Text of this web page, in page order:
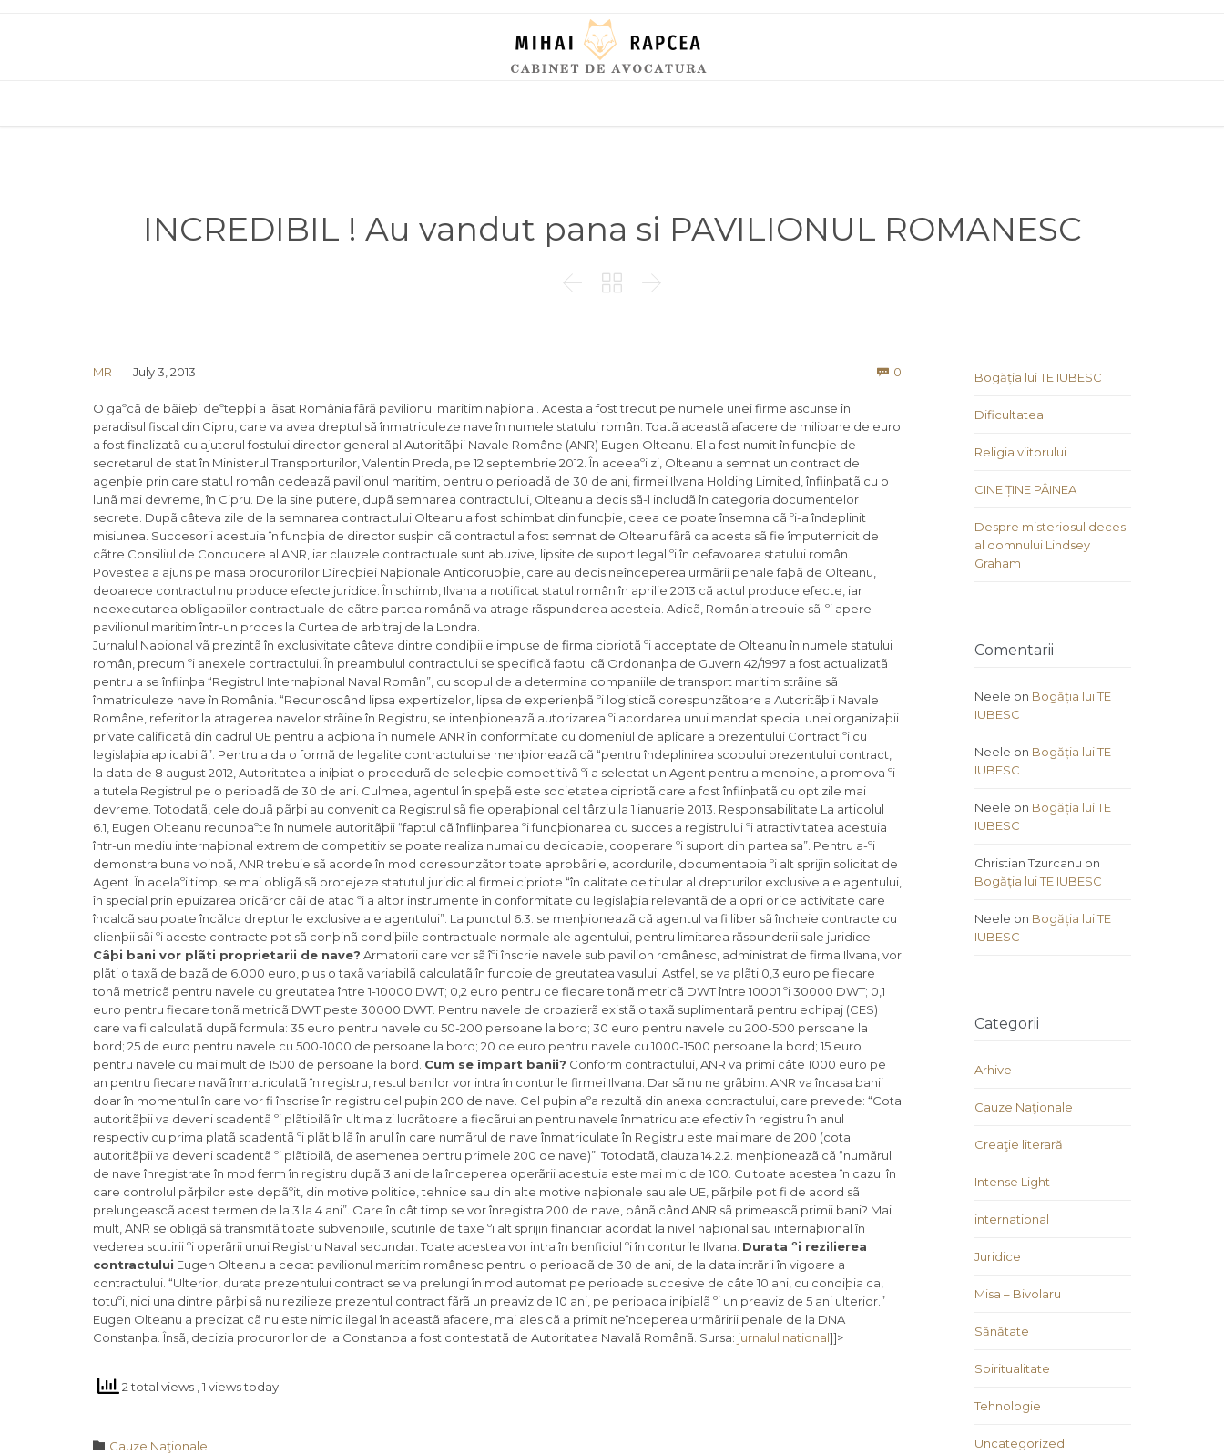
INCREDIBIL ! Au vandut pana si PAVILIONUL ROMANESC
  
MR July 3, 2013  0
O gaºcã de bãieþi deºtepþi a lãsat România fãrã pavilionul maritim naþional. Acesta a fost trecut pe numele unei firme ascunse în
paradisul fiscal din Cipru, care va avea dreptul sã înmatriculeze nave în numele statului român. Toatã aceastã afacere de milioane de euro
a fost finalizatã cu ajutorul fostului director general al Autoritãþii Navale Române (ANR) Eugen Olteanu. El a fost numit în funcþie de
secretarul de stat în Ministerul Transporturilor, Valentin Preda, pe 12 septembrie 2012. În aceeaºi zi, Olteanu a semnat un contract de
agenþie prin care statul român cedeazã pavilionul maritim, pentru o perioadã de 30 de ani, firmei Ilvana Holding Limited, înfiinþatã cu o
lunã mai devreme, în Cipru. De la sine putere, dupã semnarea contractului, Olteanu a decis sã-l includã în categoria documentelor
secrete. Dupã câteva zile de la semnarea contractului Olteanu a fost schimbat din funcþie, ceea ce poate însemna cã ºi-a îndeplinit
misiunea. Succesorii acestuia în funcþia de director susþin cã contractul a fost semnat de Olteanu fãrã ca acesta sã fie împuternicit de
cãtre Consiliul de Conducere al ANR, iar clauzele contractuale sunt abuzive, lipsite de suport legal ºi în defavoarea statului român.
Povestea a ajuns pe masa procurorilor Direcþiei Naþionale Anticorupþie, care au decis neînceperea urmãrii penale faþã de Olteanu,
deoarece contractul nu produce efecte juridice. În schimb, Ilvana a notificat statul român în aprilie 2013 cã actul produce efecte, iar
neexecutarea obligaþiilor contractuale de cãtre partea românã va atrage rãspunderea acesteia. Adicã, România trebuie sã-ºi apere
pavilionul maritim într-un proces la Curtea de arbitraj de la Londra.
Jurnalul Naþional vã prezintã în exclusivitate câteva dintre condiþiile impuse de firma cipriotã ºi acceptate de Olteanu în numele statului
român, precum ºi anexele contractului. În preambulul contractului se specificã faptul cã Ordonanþa de Guvern 42/1997 a fost actualizatã
pentru a se înfiinþa “Registrul Internaþional Naval Român”, cu scopul de a determina companiile de transport maritim strãine sã
înmatriculeze nave în România. “Recunoscând lipsa expertizelor, lipsa de experienþã ºi logisticã corespunzãtoare a Autoritãþii Navale
Române, referitor la atragerea navelor strãine în Registru, se intenþioneazã autorizarea ºi acordarea unui mandat special unei organizaþii
private calificatã din cadrul UE pentru a acþiona în numele ANR în conformitate cu domeniul de aplicare a prezentului Contract ºi cu
legislaþia aplicabilã”. Pentru a da o formã de legalite contractului se menþioneazã cã “pentru îndeplinirea scopului prezentului contract,
la data de 8 august 2012, Autoritatea a iniþiat o procedurã de selecþie competitivã ºi a selectat un Agent pentru a menþine, a promova ºi
a tutela Registrul pe o perioadã de 30 de ani. Culmea, agentul în speþã este societatea cipriotã care a fost înfiinþatã cu opt zile mai
devreme. Totodatã, cele douã pãrþi au convenit ca Registrul sã fie operaþional cel târziu la 1 ianuarie 2013. Responsabilitate La articolul
6.1, Eugen Olteanu recunoaºte în numele autoritãþii “faptul cã înfiinþarea ºi funcþionarea cu succes a registrului ºi atractivitatea acestuia
într-un mediu internaþional extrem de competitiv se poate realiza numai cu dedicaþie, cooperare ºi suport din partea sa”. Pentru a-ºi
demonstra buna voinþã, ANR trebuie sã acorde în mod corespunzãtor toate aprobãrile, acordurile, documentaþia ºi alt sprijin solicitat de
Agent. În acelaºi timp, se mai obligã sã protejeze statutul juridic al firmei cipriote “în calitate de titular al drepturilor exclusive ale agentului,
în special prin epuizarea oricãror cãi de atac ºi a altor instrumente în conformitate cu legislaþia relevantã de a opri orice activitate care
încalcã sau poate încãlca drepturile exclusive ale agentului”. La punctul 6.3. se menþioneazã cã agentul va fi liber sã încheie contracte cu
clienþii sãi ºi aceste contracte pot sã conþinã condiþiile contractuale normale ale agentului, pentru limitarea rãspunderii sale juridice.
Câþi bani vor plãti proprietarii de nave? Armatorii care vor sã îºi înscrie navele sub pavilion românesc, administrat de firma Ilvana, vor
plãti o taxã de bazã de 6.000 euro, plus o taxã variabilã calculatã în funcþie de greutatea vasului. Astfel, se va plãti 0,3 euro pe fiecare
tonã metricã pentru navele cu greutatea între 1-10000 DWT; 0,2 euro pentru ce fiecare tonã metricã DWT între 10001 ºi 30000 DWT; 0,1
euro pentru fiecare tonã metricã DWT peste 30000 DWT. Pentru navele de croazierã existã o taxã suplimentarã pentru echipaj (CES)
care va fi calculatã dupã formula: 35 euro pentru navele cu 50-200 persoane la bord; 30 euro pentru navele cu 200-500 persoane la
bord; 25 de euro pentru navele cu 500-1000 de persoane la bord; 20 de euro pentru navele cu 1000-1500 persoane la bord; 15 euro
pentru navele cu mai mult de 1500 de persoane la bord. Cum se împart banii? Conform contractului, ANR va primi câte 1000 euro pe
an pentru fiecare navã înmatriculatã în registru, restul banilor vor intra în conturile firmei Ilvana. Dar sã nu ne grãbim. ANR va încasa banii
doar în momentul în care vor fi înscrise în registru cel puþin 200 de nave. Cel puþin aºa rezultã din anexa contractului, care prevede: “Cota
autoritãþii va deveni scadentã ºi plãtibilã în ultima zi lucrãtoare a fiecãrui an pentru navele înmatriculate efectiv în registru în anul
respectiv cu prima platã scadentã ºi plãtibilã în anul în care numãrul de nave înmatriculate în Registru este mai mare de 200 (cota
autoritãþii va deveni scadentã ºi plãtibilã, de asemenea pentru primele 200 de nave)”. Totodatã, clauza 14.2.2. menþioneazã cã “numãrul
de nave înregistrate în mod ferm în registru dupã 3 ani de la începerea operãrii acestuia este mai mic de 100. Cu toate acestea în cazul în
care controlul pãrþilor este depãºit, din motive politice, tehnice sau din alte motive naþionale sau ale UE, pãrþile pot fi de acord sã
prelungeascã acest termen de la 3 la 4 ani”. Oare în cât timp se vor înregistra 200 de nave, pânã când ANR sã primeascã primii bani? Mai
mult, ANR se obligã sã transmitã toate subvenþiile, scutirile de taxe ºi alt sprijin financiar acordat la nivel naþional sau internaþional în
vederea scutirii ºi operãrii unui Registru Naval secundar. Toate acestea vor intra în benficiul ºi în conturile Ilvana. Durata ºi rezilierea
contractului Eugen Olteanu a cedat pavilionul maritim românesc pentru o perioadã de 30 de ani, de la data intrãrii în vigoare a
contractului. “Ulterior, durata prezentului contract se va prelungi în mod automat pe perioade succesive de câte 10 ani, cu condiþia ca,
totuºi, nici una dintre pãrþi sã nu rezilieze prezentul contract fãrã un preaviz de 10 ani, pe perioada iniþialã ºi un preaviz de 5 ani ulterior.”
Eugen Olteanu a precizat cã nu este nimic ilegal în aceastã afacere, mai ales cã a primit neînceperea urmãririi penale de la DNA
Constanþa. Însã, decizia procurorilor de la Constanþa a fost contestatã de Autoritatea Navalã Românã. Sursa: jurnalul national]]>
2 total views , 1 views today
 Category
Cauze Naţionale
Bogăția lui TE IUBESC
Dificultatea
Religia viitorului
CINE ȚINE PÂINEA
Despre misteriosul deces
al domnului Lindsey
Graham
Comentarii
Neele on Bogăția lui TE
IUBESC
Neele on Bogăția lui TE
IUBESC
Neele on Bogăția lui TE
IUBESC
Christian Tzurcanu on
Bogăția lui TE IUBESC
Neele on Bogăția lui TE
IUBESC
Categorii
Arhive
Cauze Naţionale
Creaţie literară
Intense Light
international
Juridice
Misa – Bivolaru
Sănătate
Spiritualitate
Tehnologie
Uncategorized